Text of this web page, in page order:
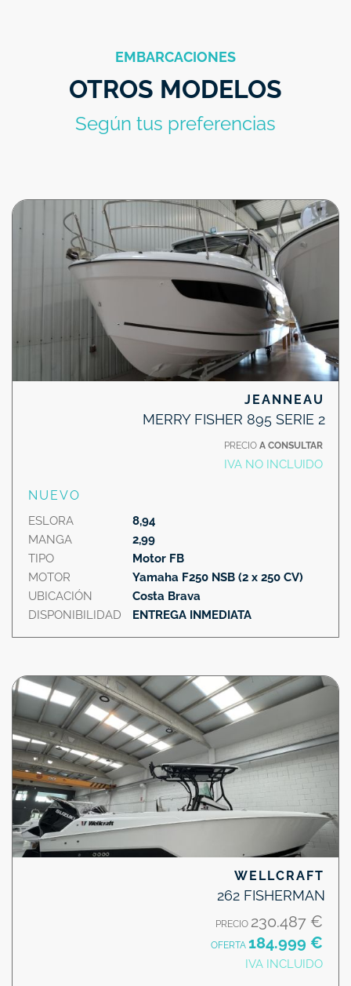
EMBARCACIONES
OTROS MODELOS
Según tus preferencias
JEANNEAU
MERRY FISHER 895 SERIE 2
PRECIO A CONSULTAR
IVA NO INCLUIDO
NUEVO
ESLORA
MANGA
TIPO
MOTOR
UBICACIÓN
DISPONIBILIDAD
8,94
2,99
Motor FB
Yamaha F250 NSB (2 x 250 CV)
Costa Brava
ENTREGA INMEDIATA
WELLCRAFT
262 FISHERMAN
PRECIO 230.487 €
OFERTA 184.999 €
IVA INCLUIDO